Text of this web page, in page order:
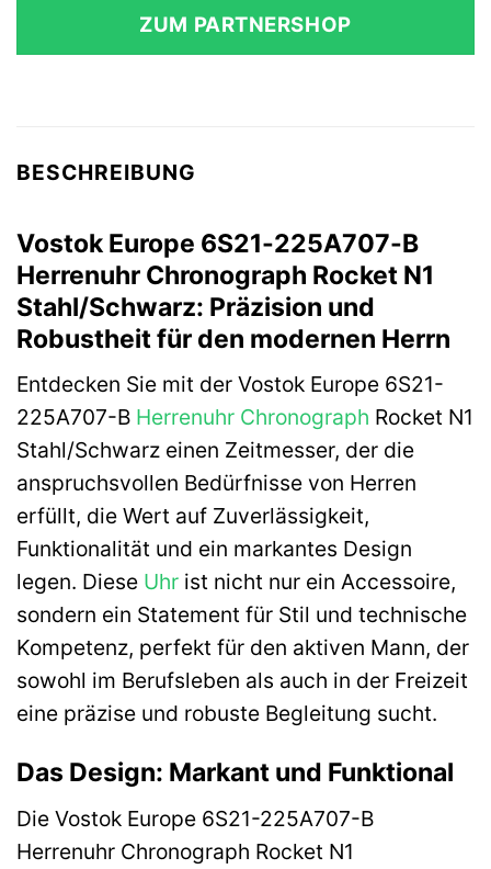
ZUM PARTNERSHOP
BESCHREIBUNG
Vostok Europe 6S21-225A707-B
Herrenuhr Chronograph Rocket N1
Stahl/Schwarz: Präzision und
Robustheit für den modernen Herrn
Entdecken Sie mit der Vostok Europe 6S21-
225A707-B Herrenuhr Chronograph Rocket N1
Stahl/Schwarz einen Zeitmesser, der die
anspruchsvollen Bedürfnisse von Herren
erfüllt, die Wert auf Zuverlässigkeit,
Funktionalität und ein markantes Design
legen. Diese Uhr ist nicht nur ein Accessoire,
sondern ein Statement für Stil und technische
Kompetenz, perfekt für den aktiven Mann, der
sowohl im Berufsleben als auch in der Freizeit
eine präzise und robuste Begleitung sucht.
Das Design: Markant und Funktional
Die Vostok Europe 6S21-225A707-B
Herrenuhr Chronograph Rocket N1